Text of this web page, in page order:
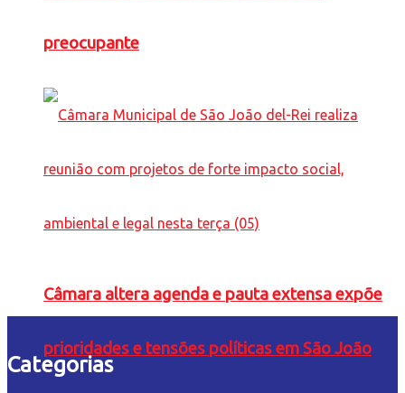
preocupante
Câmara altera agenda e pauta extensa expõe
prioridades e tensões políticas em São João
Categorias